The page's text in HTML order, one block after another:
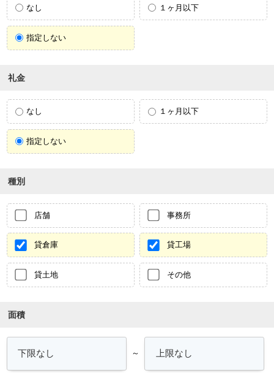
なし １ヶ月以下
指定しない
礼金
なし １ヶ月以下
指定しない
種別
店舗 事務所
貸倉庫 貸工場
貸土地 その他
面積
～